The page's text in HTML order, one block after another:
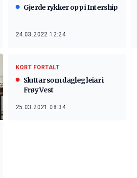
Gjerde rykker opp i Intership
24.03.2022 12:24
KORT FORTALT
Sluttar som dagleg leiar i
Frøy Vest
25.03.2021 08:34